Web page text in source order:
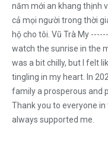
năm mới an khang thịnh
cả mọi người trong thời
hộ cho tôi. Vũ Trà My
watch the sunrise in the
was a bit chilly, but I felt
tingling in my heart. In
family a prosperous and
Thank you to everyone
always supported me.